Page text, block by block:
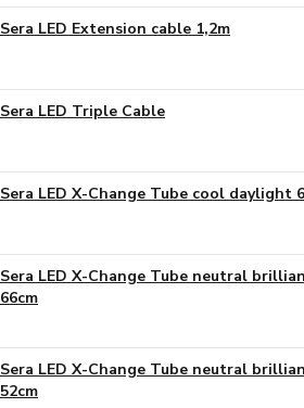
Sera LED Extension cable 1,2m
Sera LED Triple Cable
Sera LED X-Change Tube cool daylight
Sera LED X-Change Tube neutral
66cm
Sera LED X-Change Tube neutral
52cm